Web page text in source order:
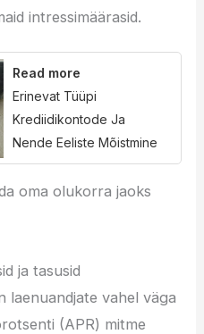
intressimäärasid.
Read more
Erinevat Tüüpi
Krediidikontode Ja
Nende Eeliste Mõistmine
oma olukorra jaoks
ja tasusid
laenuandjate vahel väga
(APR) mitme